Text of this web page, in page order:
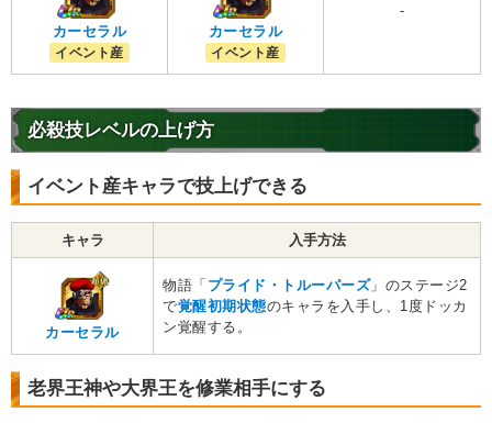
カーセラル
イベント産
カーセラル
イベント産
-
必殺技レベルの上げ方
イベント産キャラで技上げできる
キャラ 入手方法
カーセラル
物語「 プライド・トルーパーズ」のステージ2
で覚醒初期状態のキャラを入手し、1度ドッカ
ン覚醒する。
老界王神や大界王を修業相手にする